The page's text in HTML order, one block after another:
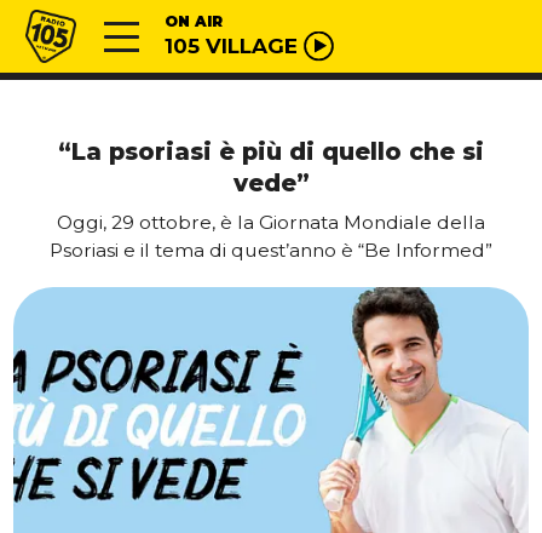
Vai al contenuto
Radio 105 ON AIR
105 VILLAGE
“La psoriasi è più di quello che si
vede”
Oggi, 29 ottobre, è la Giornata Mondiale della
Psoriasi e il tema di quest’anno è “Be Informed”